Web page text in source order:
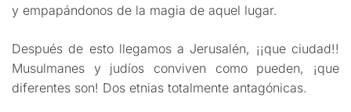
y empapándonos de la magia de aquel lugar.
Después de esto llegamos a Jerusalén, ¡¡que ciudad!!
Musulmanes y judíos conviven como pueden, ¡que
diferentes son! Dos etnias totalmente antagónicas.